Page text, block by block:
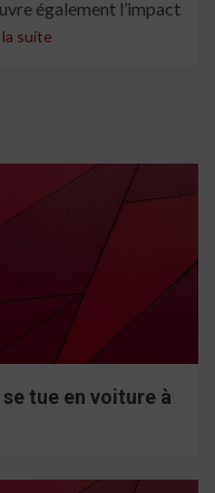
également l’impact
la suite
tue en voiture à